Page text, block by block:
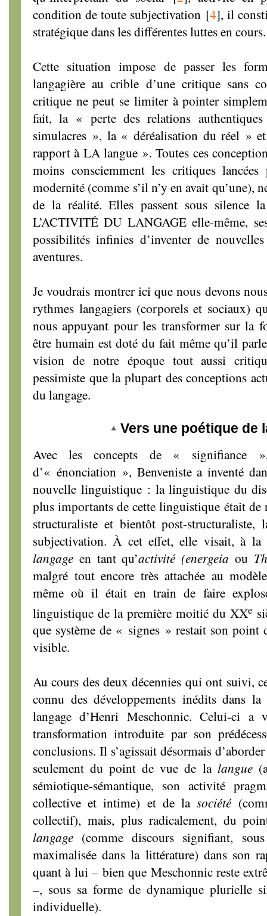
condition de toute subjectivation [4], il
stratégique dans les différentes luttes en cours.
Cette situation impose de passer les
langagière au crible d’une critique sans
critique ne peut se limiter à pointer
fait, la « perte des relations
simulacres », la « déréalisation du réel »
rapport à LA langue ». Toutes ces
moins consciemment les critiques
modernité (comme s’il n’y en avait qu’une),
de la réalité. Elles passent sous silence
L’ACTIVITÉ DU LANGAGE elle-même,
possibilités infinies d’inventer de
aventures.
Je voudrais montrer ici que nous devons
rythmes langagiers (corporels et sociaux)
nous appuyant pour les transformer sur la
être humain est doté du fait même qu’il
vision de notre époque tout aussi
pessimiste que la plupart des conceptions
du langage.
Vers une poétique de
Avec les concepts de «
d’« énonciation », Benveniste a inventé
nouvelle linguistique : la linguistique du
plus importants de cette linguistique était de
structuraliste et bientôt post-
subjectivation. À cet effet, elle visait, à
langage en tant qu’activité (energeia ou
malgré tout encore très attachée au
même où il était en train de faire
linguistique de la première moitié du XXe
que système de « signes » restait son point
visible.
Au cours des deux décennies qui ont suivi,
connu des développements inédits dans
langage d’Henri Meschonnic. Celui-ci a
transformation introduite par son
conclusions. Il s’agissait désormais
seulement du point de vue de la langue
sémiotique-sémantique, son activité
collective et intime) et de lasociété
collectif), mais, plus radicalement, du
langage (comme discours signifiant,
maximalisée dans la littérature) dans son
quant à lui – bien que Meschonnic reste
–, sous sa forme de dynamique plurielle
individuelle).